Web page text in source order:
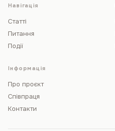
Навігація
Статті
Питання
Події
Інформація
Про проєкт
Співпраця
Контакти